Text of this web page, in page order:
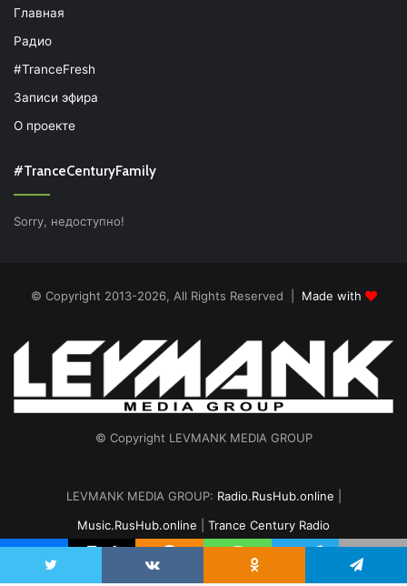
Главная
Радио
#TranceFresh
Записи эфира
О проекте
#TranceCenturyFamily
Sorry, недоступно!
© Copyright 2013-2026, All Rights Reserved | Made with
© Copyright LEVMANK MEDIA GROUP
LEVMANK MEDIA GROUP: Radio.RusHub.online
Music.RusHub.online
Trance Century Radio